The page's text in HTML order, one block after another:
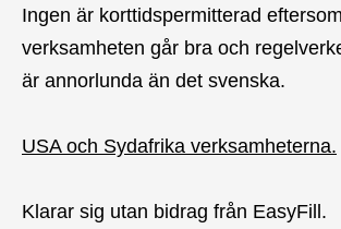
Ingen är korttidspermitterad eftersom
verksamheten går bra och
är annorlunda än det svenska.
USA och Sydafrika verksamheterna.
Klarar sig utan bidrag från EasyFill.